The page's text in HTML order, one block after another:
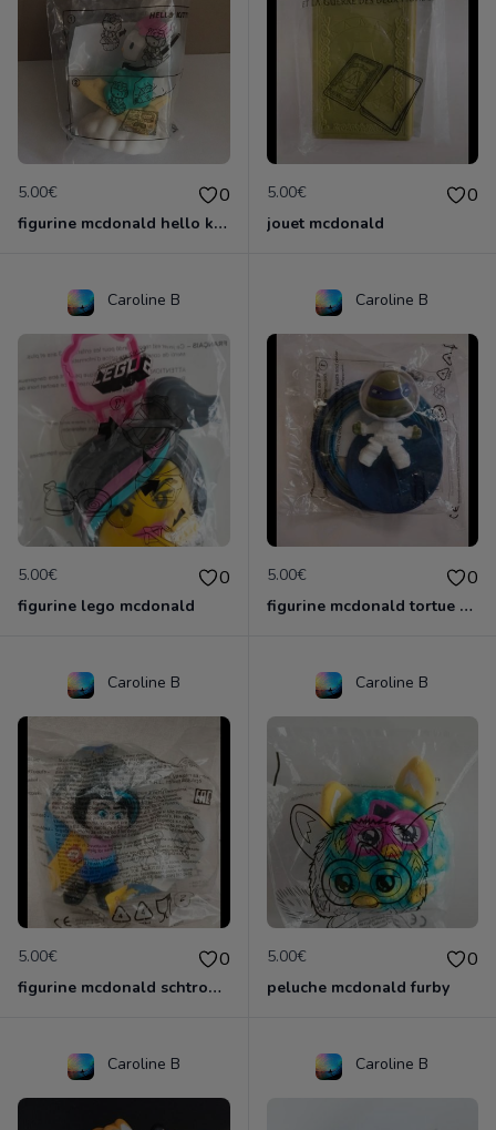
5.00€ 0
figurine mcdonald hello kitty
5.00€ 0
jouet mcdonald
Caroline B
5.00€ 0
figurine lego mcdonald
Caroline B
5.00€ 0
figurine mcdonald tortue ninja
Caroline B
5.00€ 0
figurine mcdonald schtroumpf
Caroline B
5.00€ 0
peluche mcdonald furby
Caroline B Caroline B